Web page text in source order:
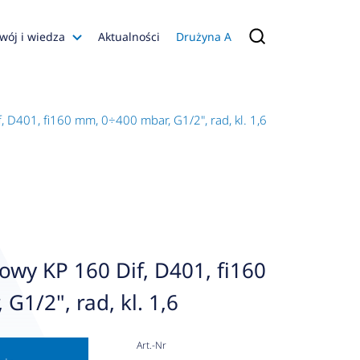
i wiedza
Konfiguratory
Aktualności Drużyna A
D401, fi160 mm, 0÷400 mbar, G1/2", rad, kl. 1,6
KP 160 Dif, D401, fi160
G1/2", rad, kl. 1,6
Art.-Nr